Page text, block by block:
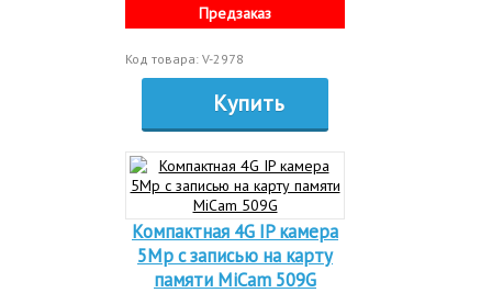
Предзаказ
Код товара: V-2978
Купить
Компактная 4G IP камера
5Mp c записью на карту
памяти MiCam 509G